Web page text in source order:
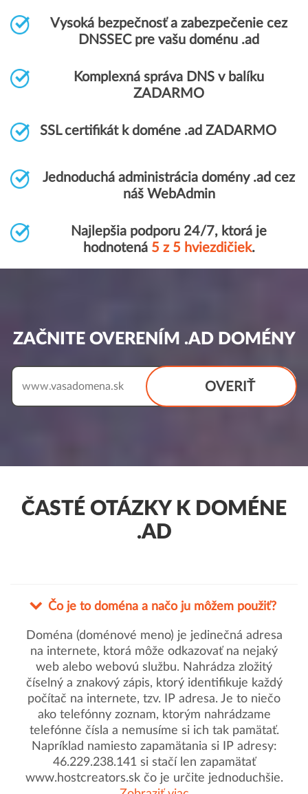
Vysoká bezpečnosť a zabezpečenie cez
DNSSEC pre vašu doménu .ad
Komplexná správa DNS v balíku
ZADARMO
SSL certifikát k doméne .ad ZADARMO
Jednoduchá administrácia domény .ad cez
náš WebAdmin
Najlepšia podporu 24/7, ktorá je
hodnotená 5 z 5 hviezdičiek.
ZAČNITE OVERENÍM .AD DOMÉNY
OVERIŤ
www.
ČASTÉ OTÁZKY K DOMÉNE
.AD
Čo je to doména a načo ju môžem použiť?
Doména (doménové meno) je jedinečná adresa
na internete, ktorá môže odkazovať na nejaký
web alebo webovú službu. Nahrádza zložitý
číselný a znakový zápis, ktorý identifikuje každý
počítač na internete, tzv. IP adresa. Je to niečo
ako telefónny zoznam, ktorým nahrádzame
telefónne čísla a nemusíme si ich tak pamätať.
Napríklad namiesto zapamätania si IP adresy:
46.229.238.141 si stačí len zapamätať
www.hostcreators.sk čo je určite jednoduchšie.